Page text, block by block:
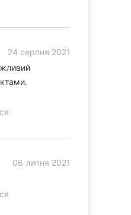
24 серпня 2021
06 липня 2021